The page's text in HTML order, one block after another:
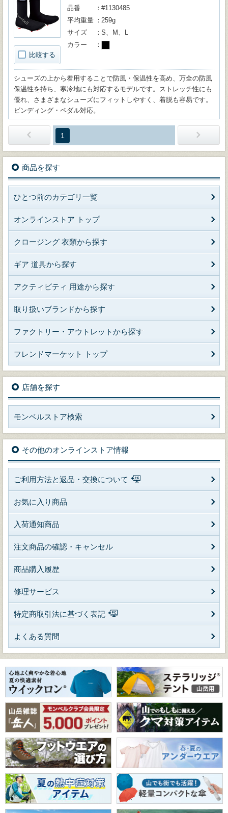
比較する
品番
#1130485
平均重量
259g
サイズ
S、M、L
カラー
シューズの上から着用することで防風・保温性を高め、万全の防風
保温性を持ち、寒冷地にも対応するモデルです。ストレッチ性にも
優れ、さまざまなシューズにフィットしやすく、着脱も容易です。
ビンディング・ペダル対応。
1
商品を探す
ひとつ前のカテゴリ一覧
オンラインストア トップ
クロージング 衣類から探す
ギア 道具から探す
アクティビティ 用途から探す
取り扱いブランドから探す
ファクトリー・アウトレットから探す
フレンドマーケット トップ
店舗を探す
モンベルストア検索
その他のオンラインストア情報
ご利用方法と返品・交換について
お気に入り商品
入荷通知商品
注文商品の確認・キャンセル
商品購入履歴
修理サービス
特定商取引法に基づく表記
よくある質問